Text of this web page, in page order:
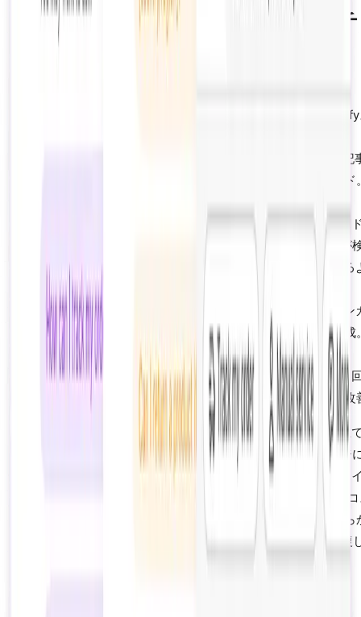
実装ガイド：ShopifyストアへのAI
ットボット導入
AIチャットボットアプリをインストール。
FAQでAIをトレーニング。トップ20のサポート記
返品ポリシー、配送ルール、サイズガイドをアップロード
プロアクティブトリガーを設定。カート価格がX
を超えたとき、滞在時間がY秒を超えたとき、離脱意向が
されたとき、特定の商品が閲覧されたときにAIが介入する
設定。
4日目： 会話フローをデザイン。商品レコメンデーション
ド、カート回復メッセージ、アップセルプロンプトを作成
バイルとデスクトップでテスト。
5日目：ローンチして監視。応答時間、解決率、CSAT、
された収益を追跡。パフォーマンスの低い会話フローを改
AIチャットボットとライブチャットの選択は誤った二項対立
す。勝利の戦略は、スピード、規模、年中無休のカバレッジ
AIを、共感、複雑さ、関係構築には人間を使うことです。ハ
リッドモデルを展開するShopifyマーチャントは、サポート
が30〜50%削減され、顧客満足度が15〜25%向上し、どちら
方のみに依存する場合よりも10〜25%多くの放棄収益を回復